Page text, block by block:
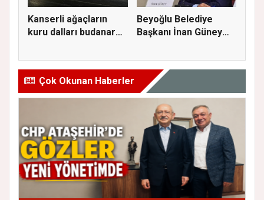
Kanserli ağaçların
kuru dalları budanarak
Beyoğlu Belediye
Başkanı İnan Güney
Çok Okunan Haberler